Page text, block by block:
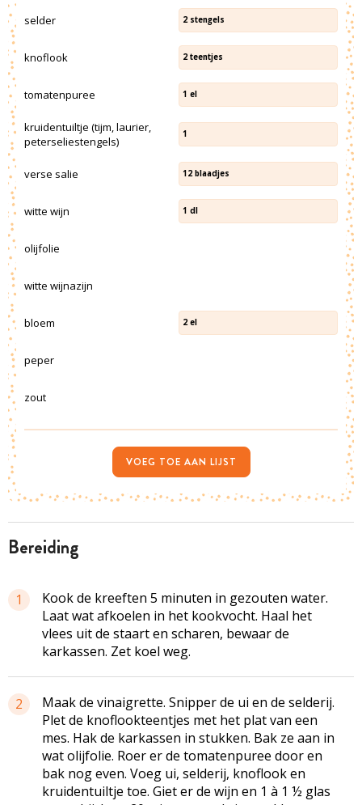
bereiding
1
Kook de kreeften 5 minuten in gezouten water.
Laat wat afkoelen in het kookvocht. Haal het
vlees uit de staart en scharen, bewaar de
karkassen. Zet koel weg.
2
Maak de vinaigrette. Snipper de ui en de selderij.
Plet de knoflookteentjes met het plat van een
mes. Hak de karkassen in stukken. Bak ze aan in
wat olijfolie. Roer er de tomatenpuree door en
bak nog even. Voeg ui, selderij, knoflook en
kruidentuiltje toe. Giet er de wijn en 1 à 1 ½ glas
selder 2 stengels
knoflook 2 teentjes
tomatenpuree 1 el
kruidentuiltje (tijm, laurier,
peterseliestengels)
1
verse salie 12 blaadjes
witte wijn 1 dl
olijfolie
witte wijnazijn
bloem 2 el
peper
zout
VOEG TOE AAN LIJST